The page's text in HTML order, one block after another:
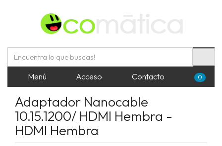
Menú Acceso Contacto 0
Adaptador Nanocable
10.15.1200/ HDMI Hembra -
HDMI Hembra